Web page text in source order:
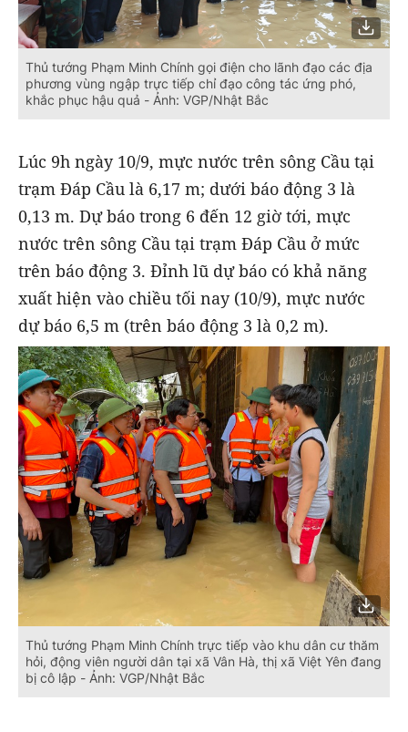
Thủ tướng Phạm Minh Chính gọi điện cho lãnh đạo các địa
phương vùng ngập trực tiếp chỉ đạo công tác ứng phó,
khắc phục hậu quả - Ảnh: VGP/Nhật Bắc
Lúc 9h ngày 10/9, mực nước trên sông Cầu tại
trạm Đáp Cầu là 6,17 m; dưới báo động 3 là
0,13 m. Dự báo trong 6 đến 12 giờ tới, mực
nước trên sông Cầu tại trạm Đáp Cầu ở mức
trên báo động 3. Đỉnh lũ dự báo có khả năng
xuất hiện vào chiều tối nay (10/9), mực nước
dự báo 6,5 m (trên báo động 3 là 0,2 m).
Thủ tướng Phạm Minh Chính trực tiếp vào khu dân cư thăm
hỏi, động viên người dân tại xã Vân Hà, thị xã Việt Yên đang
bị cô lập - Ảnh: VGP/Nhật Bắc